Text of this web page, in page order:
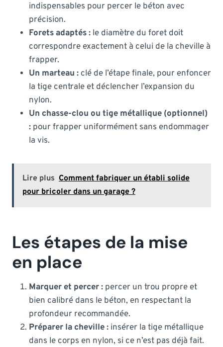
indispensables pour percer le béton avec
précision.
Forets adaptés : le diamètre du foret doit
correspondre exactement à celui de la cheville à
frapper.
Un marteau : clé de l’étape finale, pour enfoncer
la tige centrale et déclencher l’expansion du
nylon.
Un chasse-clou ou tige métallique (optionnel)
: pour frapper uniformément sans endommager
la vis.
Lire plus Comment fabriquer un établi solide
pour bricoler dans un garage ?
Les étapes de la mise
en place
Marquer et percer : percer un trou propre et
bien calibré dans le béton, en respectant la
profondeur recommandée.
Préparer la cheville : insérer la tige métallique
dans le corps en nylon, si ce n’est pas déjà fait.